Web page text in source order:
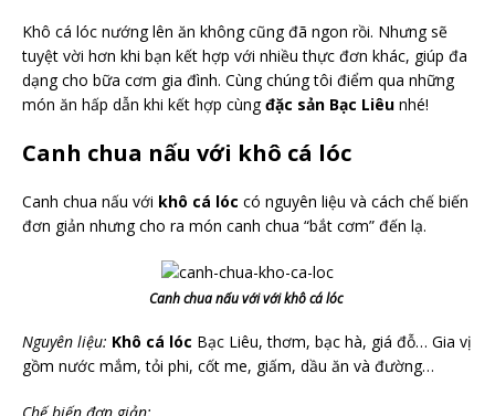
Khô cá lóc nướng lên ăn không cũng đã ngon rồi. Nhưng sẽ
tuyệt vời hơn khi bạn kết hợp với nhiều thực đơn khác, giúp đa
dạng cho bữa cơm gia đình. Cùng chúng tôi điểm qua những
món ăn hấp dẫn khi kết hợp cùngđặc sản Bạc Liêu nhé!
Canh chua nấu với khô cá lóc
Canh chua nấu với khô cá lóc có nguyên liệu và cách chế biến
đơn giản nhưng cho ra món canh chua “bắt cơm” đến lạ.
Canh chua nấu với với khô cá lóc
Nguyên liệu: Khô cá lóc Bạc Liêu, thơm, bạc hà, giá đỗ… Gia vị
gồm nước mắm, tỏi phi, cốt me, giấm, dầu ăn và đường…
Chế biến đơn giản: